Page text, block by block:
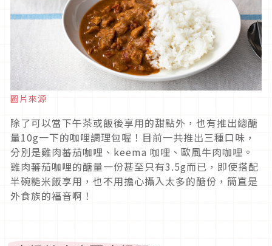
圖片來源
除了可以當下午茶或飯後享用的甜點外，也有推出總醣
量10g一下的咖哩調理包喔！目前一共推出三種口味，
分別是雞肉蕃茄咖哩、keema 咖哩、歐風牛肉咖哩。
雞肉蕃茄咖哩的醣量一份甚至只有3.5g而已，即使搭配
半碗糙米飯享用，也不用擔心攝入太多的醣份，簡直是
外食族的福音啊！